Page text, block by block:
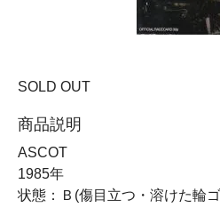
SOLD OUT
商品説明
ASCOT
1985年
状態：Ｂ(傷目立つ・溶けた輪